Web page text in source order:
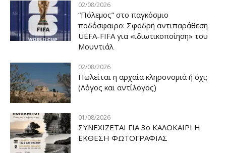
02/08/2026
“Πόλεμος” στο παγκόσμιο
ποδόσφαιρο: Σφοδρή αντιπαράθεση
UEFA-FIFA για «ιδιωτικοποίηση» του
Μουντιάλ
02/08/2026
Πωλείται η αρχαία κληρονομιά ή όχι;
(Λόγος και αντίλογος)
01/08/2026
ΣΥΝΕΧΙΖΕΤΑΙ ΓΙΑ 3ο ΚΑΛΟΚΑΙΡΙ Η
ΕΚΘΕΣΗ ΦΩΤΟΓΡΑΦΙΑΣ